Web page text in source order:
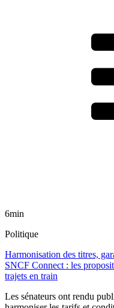
6min
Politique
Harmonisation des titres,
SNCF Connect : les
trajets en train
Les sénateurs ont rendu